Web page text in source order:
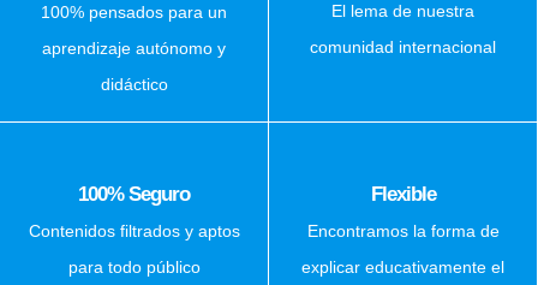
100% pensados para un
aprendizaje autónomo y
didáctico
El lema de nuestra
comunidad internacional
100% Seguro
Contenidos filtrados y aptos
para todo público
Flexible
Encontramos la forma de
explicar educativamente el